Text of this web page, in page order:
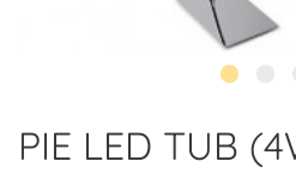
PIE LED TUB